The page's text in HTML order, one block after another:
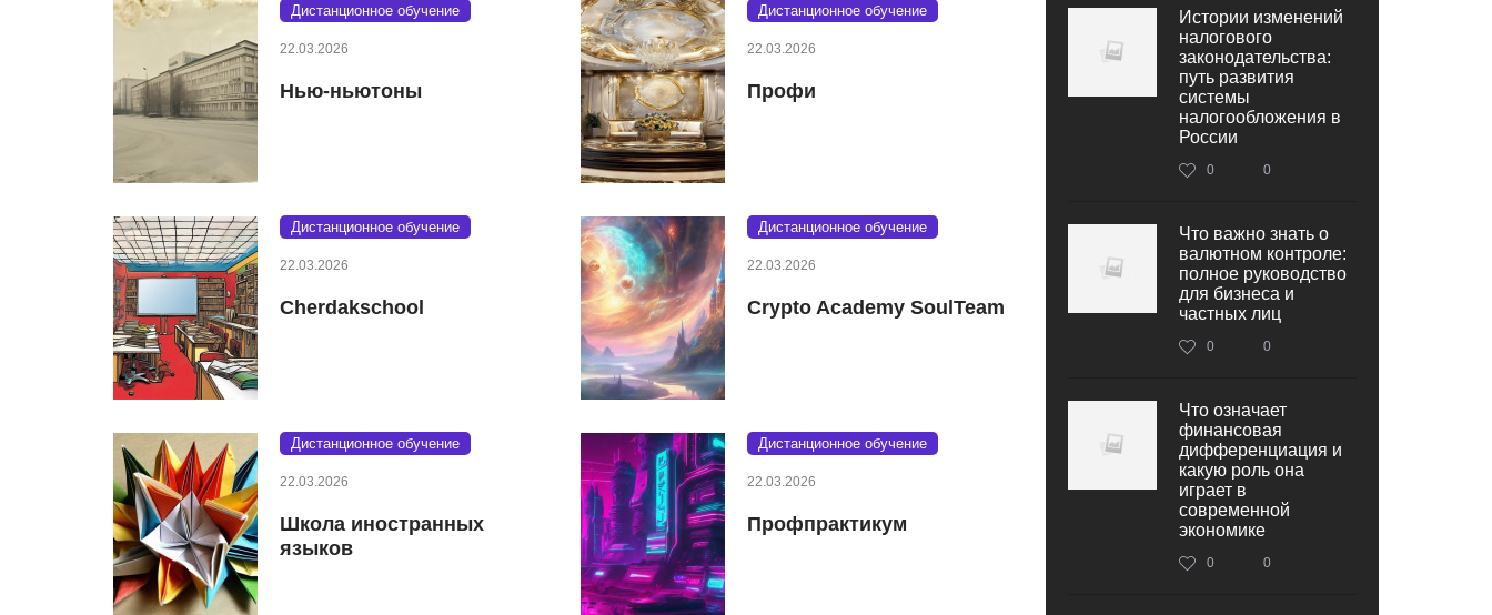
Дистанционное обучение
22.03.2026
Нью-ньютоны
Дистанционное обучение
22.03.2026
Профи
Дистанционное обучение
22.03.2026
Cherdakschool
Дистанционное обучение
22.03.2026
Crypto Academy SoulTeam
Дистанционное обучение
22.03.2026
Школа иностранных
языков
Дистанционное обучение
22.03.2026
Профпрактикум
Истории изменений
налогового
законодательства:
путь развития
системы
налогообложения в
России
0 0
Что важно знать о
валютном контроле:
полное руководство
для бизнеса и
частных лиц
0 0
Что означает
финансовая
дифференциация и
какую роль она
играет в
современной
экономике
0 0